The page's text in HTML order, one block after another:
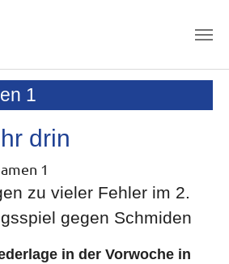
1
drin
1
zu vieler Fehler im 2.
gegen Schmiden
in der Vorwoche in